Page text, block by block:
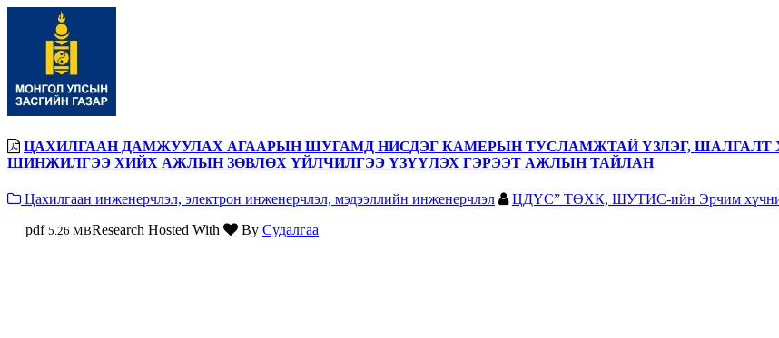
ЦАХИЛГААН ДАМЖУУЛАХ АГААРЫН ШУГАМД НИСДЭГ КАМЕРЫН ТУСЛАМЖТАЙ ҮЗЛЭГ, ШАЛГАЛТ
ШИНЖИЛГЭЭ ХИЙХ АЖЛЫН ЗӨВЛӨХ ҮЙЛЧИЛГЭЭ ҮЗҮҮЛЭХ ГЭРЭЭТ АЖЛЫН ТАЙЛАН
Цахилгаан инженерчлэл, электрон инженерчлэл, мэдээллийн инженерчлэл ЦДҮС” ТӨХК, ШУТИС-ийн Эрчим
pdf 5.26 MBResearch Hosted With By Судалгаа